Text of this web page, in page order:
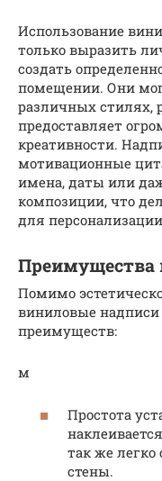
Использование
только выразить
создать
помещении. Они
различных стилях,
предоставляет
креативности.
мотивационные
имена, даты или
композиции, что
для
Преимущества
Помимо
виниловые
преимуществ:
м
Простота
так же
стены.